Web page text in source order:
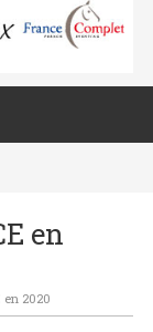
en
en 2020